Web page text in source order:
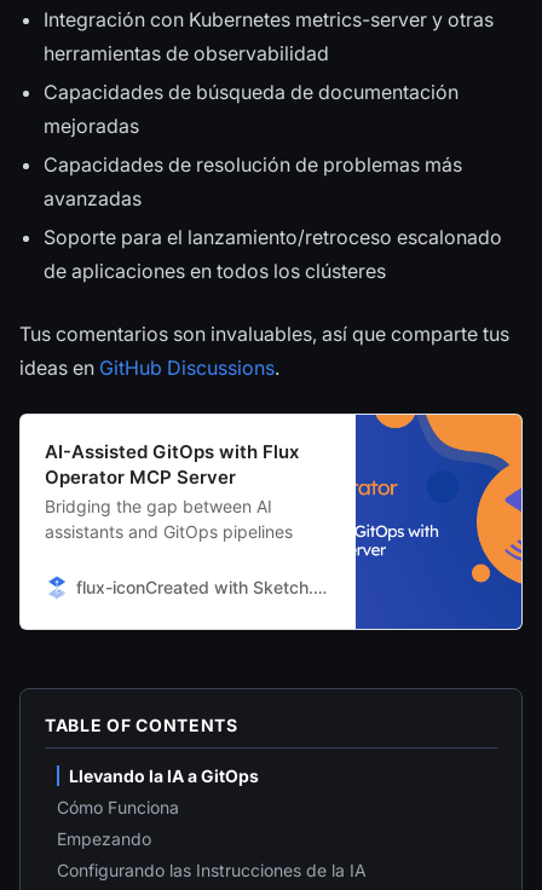
Integración con Kubernetes metrics-server y otras
herramientas de observabilidad
Capacidades de búsqueda de documentación
mejoradas
Capacidades de resolución de problemas más
avanzadas
Soporte para el lanzamiento/retroceso escalonado
de aplicaciones en todos los clústeres
Tus comentarios son invaluables, así que comparte tus
ideas en GitHub Discussions.
AI-Assisted GitOps with Flux
Operator MCP Server
Bridging the gap between AI
assistants and GitOps pipelines
flux-iconCreated with Sketch.Flux
TABLE OF CONTENTS
Llevando la IA a GitOps
Cómo Funciona
Empezando
Configurando las Instrucciones de la IA